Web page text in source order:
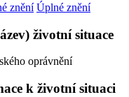
znění Úplné znění
životní situace
oprávnění
k životní situaci